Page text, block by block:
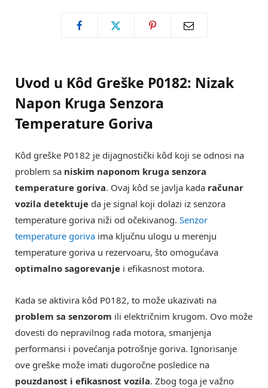
Uvod u Kôd Greške P0182: Nizak
Napon Kruga Senzora
Temperature Goriva
Kôd greške P0182 je dijagnostički kôd koji se odnosi na
problem sa niskim naponom kruga senzora
temperature goriva. Ovaj kôd se javlja kada računar
vozila detektuje da je signal koji dolazi iz senzora
temperature goriva niži od očekivanog. Senzor
temperature goriva ima ključnu ulogu u merenju
temperature goriva u rezervoaru, što omogućava
optimalno sagorevanje i efikasnost motora.
Kada se aktivira kôd P0182, to može ukazivati na
problem sa senzorom ili električnim krugom. Ovo može
dovesti do nepravilnog rada motora, smanjenja
performansi i povećanja potrošnje goriva. Ignorisanje
ove greške može imati dugoročne posledice na
pouzdanost i efikasnost vozila. Zbog toga je važno